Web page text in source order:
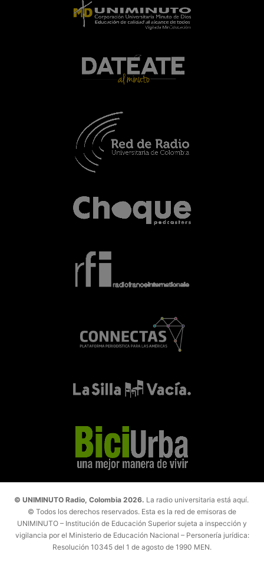
© UNIMINUTO Radio, Colombia 2026. La radio universitaria está aquí.
© Todos los derechos reservados. Esta es la red de emisoras de
UNIMINUTO – Institución de Educación Superior sujeta a inspección y
vigilancia por el Ministerio de Educación Nacional – Personería jurídica:
Resolución 10345 del 1 de agosto de 1990 MEN.